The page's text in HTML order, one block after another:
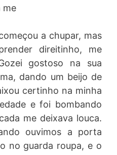
me
a chupar, mas
direitinho, me
gostoso na sua
dando um beijo de
certinho na minha
e foi bombando
me deixava louca.
ouvimos a porta
no guarda roupa, e o